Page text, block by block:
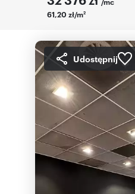
61,20 zł/m2
Udostępnij